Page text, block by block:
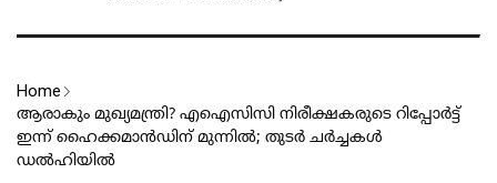
Home
ആരാകും മുഖ്യമന്ത്രി? എഐസിസി നിരീക്ഷകരുടെ റിപ്പോര്‍ട്ട്
ഇന്ന് ഹൈക്കമാന്‍ഡിന് മുന്നില്‍; തുടർ ചർച്ചകൾ
ഡൽഹിയിൽ